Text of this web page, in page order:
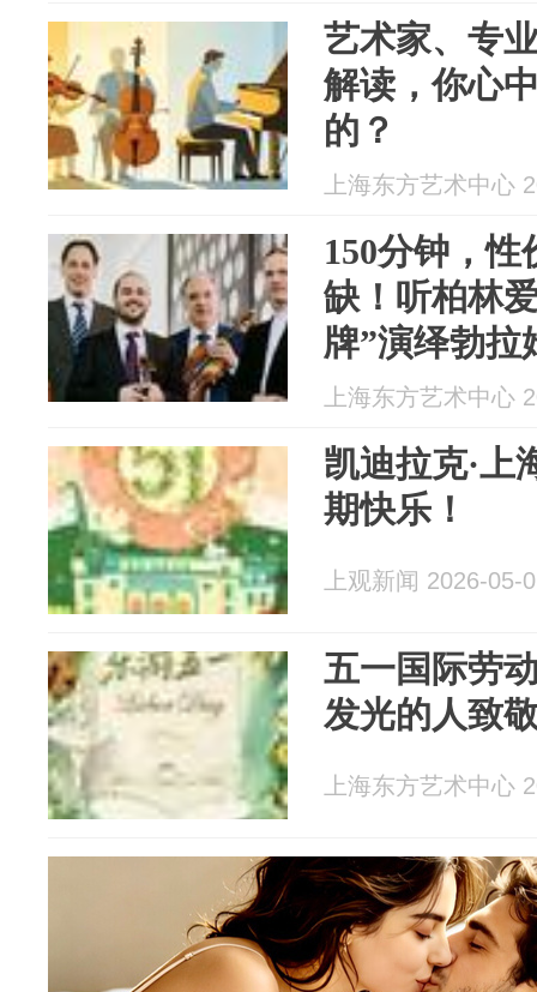
艺术家、专
解读，你心
的？
上海东方艺术中心
150分钟，
缺！听柏林
牌”演绎勃拉
上海东方艺术中心
凯迪拉克·上
期快乐！
上观新闻 2026-05-
五一国际劳
发光的人致
上海东方艺术中心